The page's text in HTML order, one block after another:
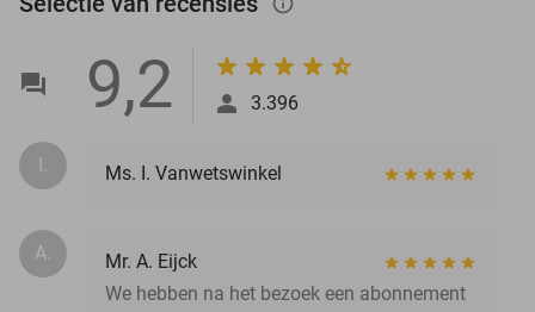
9,2 3.396
I. Ms. I. Vanwetswinkel
A.
Mr. A. Eijck
We hebben na het bezoek een abonnement